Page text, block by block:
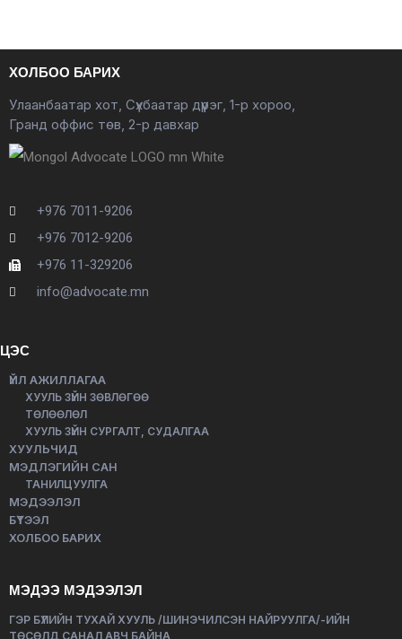
ХОЛБОО БАРИХ
Улаанбаатар хот, Сүхбаатар дүүрэг, 1-р хороо,
Гранд оффис төв, 2-р давхар
+976 7011-9206
+976 7012-9206
+976 11-329206
info@advocate.mn
ЦЭС
ҮЙЛ АЖИЛЛАГАА
ХУУЛЬ ЗҮЙН ЗӨВЛӨГӨӨ
ТӨЛӨӨЛӨЛ
ХУУЛЬ ЗҮЙН СУРГАЛТ, СУДАЛГАА
ХУУЛЬЧИД
МЭДЛЭГИЙН САН
ТАНИЛЦУУЛГА
МЭДЭЭЛЭЛ
БҮТЭЭЛ
ХОЛБОО БАРИХ
МЭДЭЭ МЭДЭЭЛЭЛ
ГЭР БҮЛИЙН ТУХАЙ ХУУЛЬ /ШИНЭЧИЛСЭН НАЙРУУЛГА/-ИЙН
ТӨСӨЛД САНАЛ АВЧ БАЙНА